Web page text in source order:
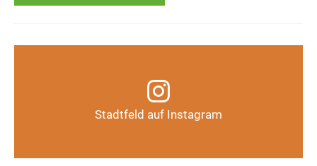
Stadtfeld auf Instagram
Instagram-Kanal
Auf Instagram folgen